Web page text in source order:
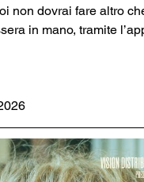
non dovrai fare altro
in mano, tramite